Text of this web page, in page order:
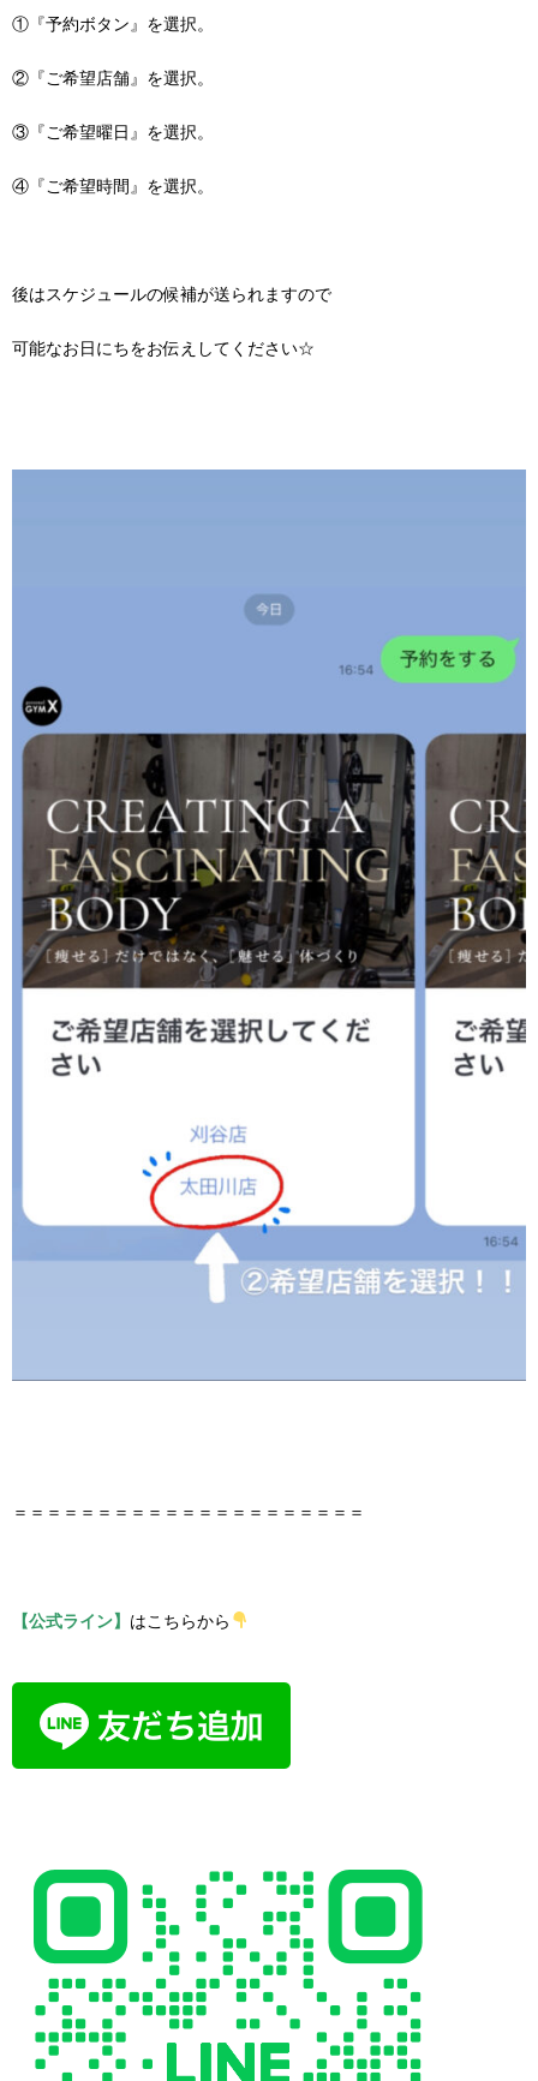
①『予約ボタン』を選択。
②『ご希望店舗』を選択。
③『ご希望曜日』を選択。
④『ご希望時間』を選択。
後はスケジュールの候補が送られますので
可能なお日にちをお伝えしてください☆
＝＝＝＝＝＝＝＝＝＝＝＝＝＝＝＝＝＝＝＝＝
【公式ライン】 はこちらから